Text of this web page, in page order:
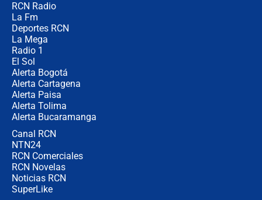
RCN Radio
La Fm
Deportes RCN
La Mega
Radio 1
El Sol
Alerta Bogotá
Alerta Cartagena
Alerta Paisa
Alerta Tolima
Alerta Bucaramanga
Canal RCN
NTN24
RCN Comerciales
RCN Novelas
Noticias RCN
SuperLike